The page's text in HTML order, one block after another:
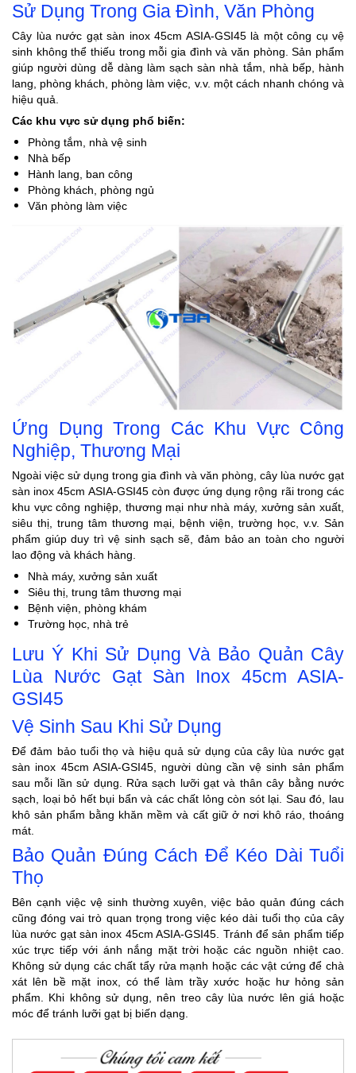
Sử Dụng Trong Gia Đình, Văn Phòng
Cây lùa nước gạt sàn inox 45cm ASIA-GSI45 là một công cụ vệ
sinh không thể thiếu trong mỗi gia đình và văn phòng. Sản phẩm
giúp người dùng dễ dàng làm sạch sàn nhà tắm, nhà bếp, hành
lang, phòng khách, phòng làm việc, v.v. một cách nhanh chóng và
hiệu quả.
Các khu vực sử dụng phổ biến:
Phòng tắm, nhà vệ sinh
Nhà bếp
Hành lang, ban công
Phòng khách, phòng ngủ
Văn phòng làm việc
Ứng Dụng Trong Các Khu Vực Công
Nghiệp, Thương Mại
Ngoài việc sử dụng trong gia đình và văn phòng, cây lùa nước gạt
sàn inox 45cm ASIA-GSI45 còn được ứng dụng rộng rãi trong các
khu vực công nghiệp, thương mại như nhà máy, xưởng sản xuất,
siêu thị, trung tâm thương mại, bệnh viện, trường học, v.v. Sản
phẩm giúp duy trì vệ sinh sạch sẽ, đảm bảo an toàn cho người
lao động và khách hàng.
Nhà máy, xưởng sản xuất
Siêu thị, trung tâm thương mại
Bệnh viện, phòng khám
Trường học, nhà trẻ
Lưu Ý Khi Sử Dụng Và Bảo Quản Cây
Lùa Nước Gạt Sàn Inox 45cm ASIA-
GSI45
Vệ Sinh Sau Khi Sử Dụng
Để đảm bảo tuổi thọ và hiệu quả sử dụng của cây lùa nước gạt
sàn inox 45cm ASIA-GSI45, người dùng cần vệ sinh sản phẩm
sau mỗi lần sử dụng. Rửa sạch lưỡi gạt và thân cây bằng nước
sạch, loại bỏ hết bụi bẩn và các chất lỏng còn sót lại. Sau đó, lau
khô sản phẩm bằng khăn mềm và cất giữ ở nơi khô ráo, thoáng
mát.
Bảo Quản Đúng Cách Để Kéo Dài Tuổi
Thọ
Bên cạnh việc vệ sinh thường xuyên, việc bảo quản đúng cách
cũng đóng vai trò quan trọng trong việc kéo dài tuổi thọ của cây
lùa nước gạt sàn inox 45cm ASIA-GSI45. Tránh để sản phẩm tiếp
xúc trực tiếp với ánh nắng mặt trời hoặc các nguồn nhiệt cao.
Không sử dụng các chất tẩy rửa mạnh hoặc các vật cứng để chà
xát lên bề mặt inox, có thể làm trầy xước hoặc hư hỏng sản
phẩm. Khi không sử dụng, nên treo cây lùa nước lên giá hoặc
móc để tránh lưỡi gạt bị biến dạng.